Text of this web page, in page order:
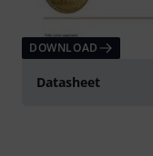
DOWNLOAD
Datasheet